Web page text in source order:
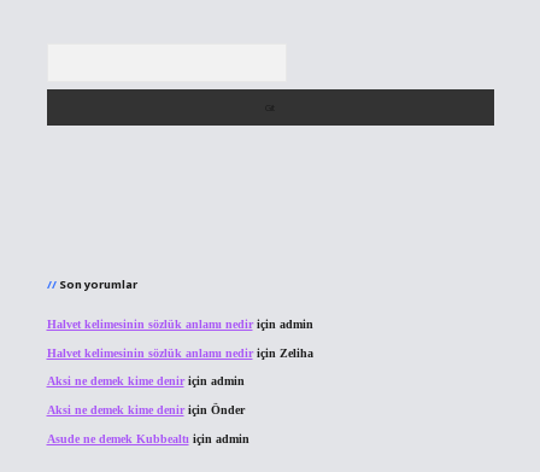
Son yorumlar
Halvet kelimesinin sözlük anlamı nediriçin admin
Halvet kelimesinin sözlük anlamı nediriçin Zeliha
Aksi ne demek kime deniriçin admin
Aksi ne demek kime deniriçin Önder
Asude ne demek Kubbealtı için admin